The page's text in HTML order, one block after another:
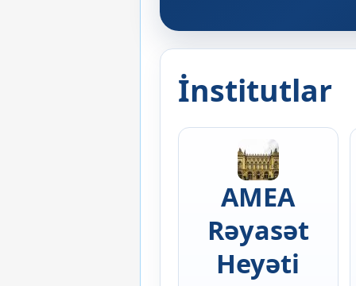
İnstitutlar
AMEA
Rəyasət
Heyəti